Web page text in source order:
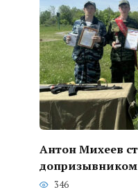
Антон Михеев
допризывником
346